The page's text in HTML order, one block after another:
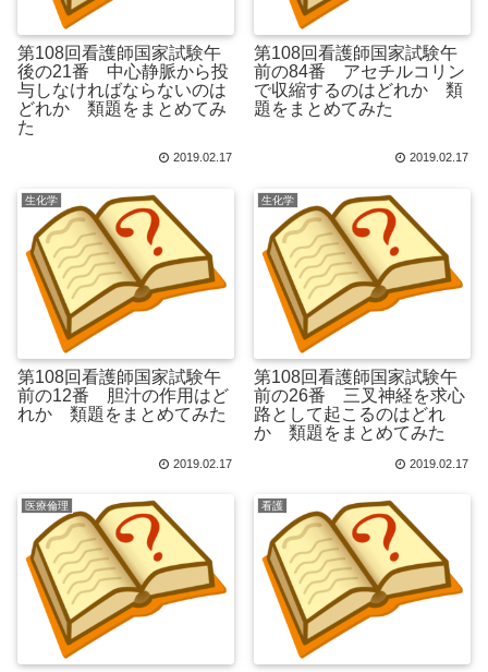
第108回看護師国家試験午
後の21番 中心静脈から投
与しなければならないのは
どれか 類題をまとめてみ
た
2019.02.17
第108回看護師国家試験午
前の84番 アセチルコリン
で収縮するのはどれか 類
題をまとめてみた
2019.02.17
生化学
第108回看護師国家試験午
前の12番 胆汁の作用はど
れか 類題をまとめてみた
2019.02.17
生化学
第108回看護師国家試験午
前の26番 三叉神経を求心
路として起こるのはどれ
か 類題をまとめてみた
2019.02.17
医療倫理 看護